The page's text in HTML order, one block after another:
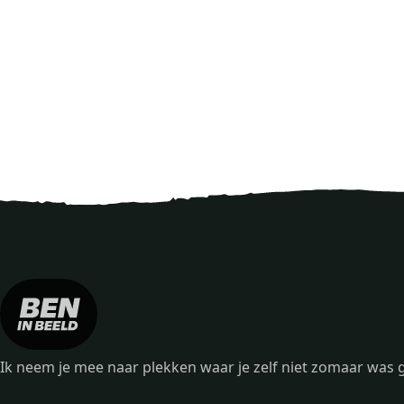
Ik neem je mee naar plekken waar je zelf niet zomaar was